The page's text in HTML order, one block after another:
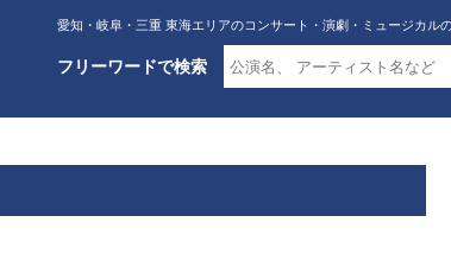
愛知・岐阜・三重 東海エリアのコンサート・演劇・ミュージカル
フリーワードで検索